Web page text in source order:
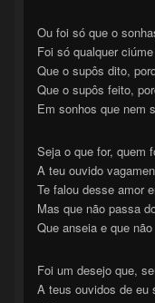
Ou foi só que o
Foi só qualquer
Que o supôs dito,
Que o supôs feito,
Em sonhos que nem
Seja o que for, quem
A teu ouvido
Te falou desse amor
Mas que não passa
Que anseia e que
Foi um desejo que,
A teus ouvidos de eu